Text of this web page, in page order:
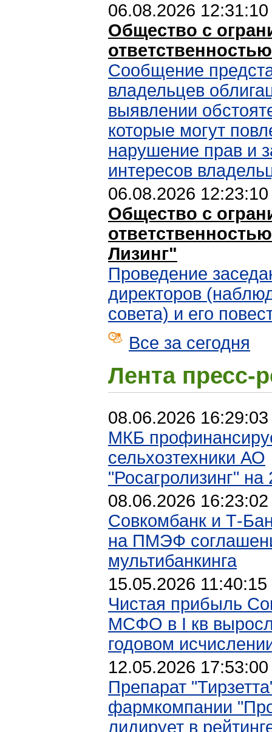
06.08.2026 12:31:10
Общество с
Сообщение
владельцев
выявлении
которые могут
нарушение прав и
интересов
06.08.2026 12:23:10
Общество с
Лизинг"
Проведение
директоров
совета) и его
Все за сегодня
Лента пресс-
08.06.2026 16:29:03
МКБ
сельхозтехники АО
"Росагролизинг"
08.06.2026 16:23:02
Совкомбанк и Т-
на ПМЭФ
мультибанкинга
15.05.2026 11:40:15
Чистая прибыль
МСФО в I кв
годовом
12.05.2026 17:53:00
Препарат
фармкомпании
лидирует в